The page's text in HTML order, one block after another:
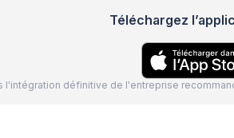
Téléchargez
l'intégration définitive de l'entreprise